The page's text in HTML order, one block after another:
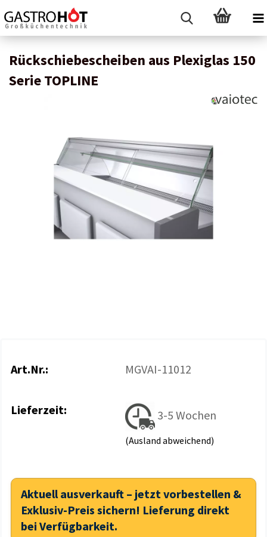
Rückschiebescheiben aus Plexiglas 150
Serie TOPLINE
Art.Nr.: MGVAI-11012
Lieferzeit: 3-5 Wochen
(Ausland abweichend)
Aktuell ausverkauft – jetzt vorbestellen &
Exklusiv-Preis sichern! Lieferung direkt
bei Verfügbarkeit.